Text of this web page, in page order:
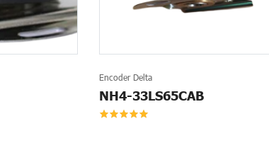
Encoder Delta
NH4-33LS65CAB